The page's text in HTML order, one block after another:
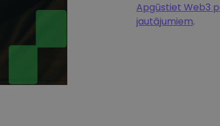
Apgūstiet Web3
jautājumiem.